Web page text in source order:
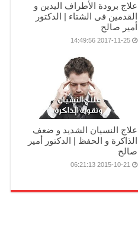
علاج برودة الأطراف اليدين و
القدمين فى الشتاء | الدكتور
أمير صالح
2017-11-25 14:49:56
علاج النسيان الشديد و ضعف
الذاكرة و الحفظ | الدكتور أمير
صالح
2015-10-21 06:21:13